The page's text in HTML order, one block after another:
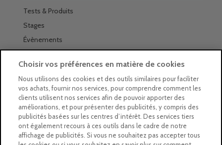
Tests & Produits
Stages
Évènements
Trouver nos magasins
La newsletter des magasins
Feuilleter le Guide
Gratuit : intégrer le Guide
Choisir vos préférences en matière de cookies
Nous utilisons des cookies et des outils similaires pour faciliter
vos achats, fournir nos services, pour comprendre comment les
clients utilisent nos services afin de pouvoir apporter des
améliorations, et pour présenter des publicités, y compris des
publicités basées sur les centres d’intérêt. Des services tiers
ont également recours à ces outils dans le cadre de notre
affichage de publicités. Si vous ne souhaitez pas accepter tous